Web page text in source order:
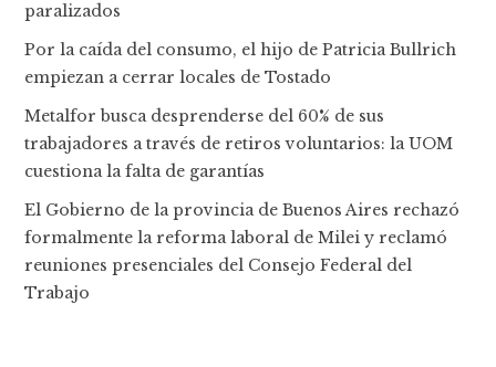
paralizados
Por la caída del consumo, el hijo de Patricia Bullrich
empiezan a cerrar locales de Tostado
Metalfor busca desprenderse del 60% de sus
trabajadores a través de retiros voluntarios: la UOM
cuestiona la falta de garantías
El Gobierno de la provincia de Buenos Aires rechazó
formalmente la reforma laboral de Milei y reclamó
reuniones presenciales del Consejo Federal del
Trabajo